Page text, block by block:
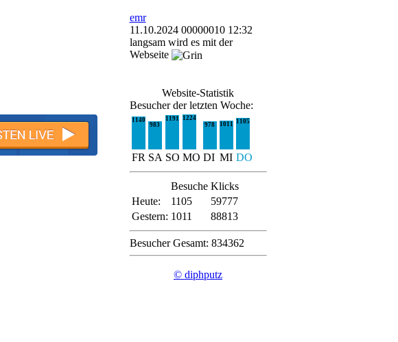
emr
11.10.2024 00000010 12:32
langsam wird es mit der
Webseite
Website-Statistik
Besucher der letzten Woche:
1140
983
1191
1224
978
1011 1105
FR SA SO MO DI MI DO
Besuche Klicks
Heute:
1105
59777
Gestern: 1011 88813
Besucher Gesamt: 834362
© diphputz